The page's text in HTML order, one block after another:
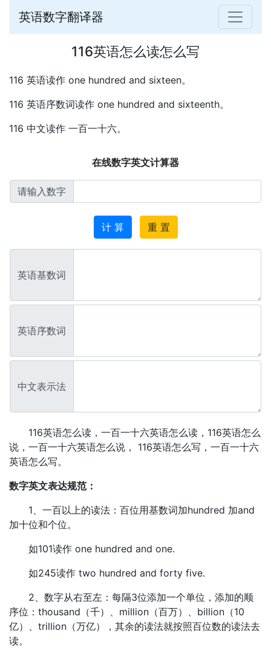
英语数字翻译器
116英语怎么读怎么写
116 英语读作 one hundred and sixteen。
116 英语序数词读作 one hundred and sixteenth。
116 中文读作 一百一十六。
在线数字英文计算器
请输入数字
计 算 重 置
英语基数词
英语序数词
中文表示法
116英语怎么读，一百一十六英语怎么读，116英语怎么
说，一百一十六英语怎么说， 116英语怎么写，一百一十六
英语怎么写。
数字英文表达规范：
1、一百以上的读法：百位用基数词加hundred 加and
加十位和个位。
如101读作 one hundred and one.
如245读作 two hundred and forty five.
2、数字从右至左：每隔3位添加一个单位，添加的顺
序位：thousand（千）、million（百万）、billion（10
亿）、trillion（万亿），其余的读法就按照百位数的读法去
读。